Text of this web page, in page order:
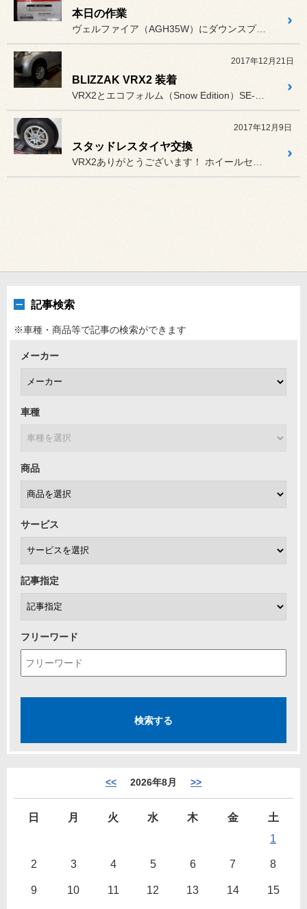
本日の作業
ヴェルファイア（AGH35W）にダウンスプリング装着！
2017年12月21日
BLIZZAK VRX2 装着
2017年12月9日
スタッドレスタイヤ交換
記事検索
※車種・商品等で記事の検索ができます
メーカー
車種
商品
サービス
記事指定
フリーワード
<< 2026年8月 >>
日 月 火 水 木 金
土
1
2 3 4 5 6 7 8
9 10 11 12 13 14 15